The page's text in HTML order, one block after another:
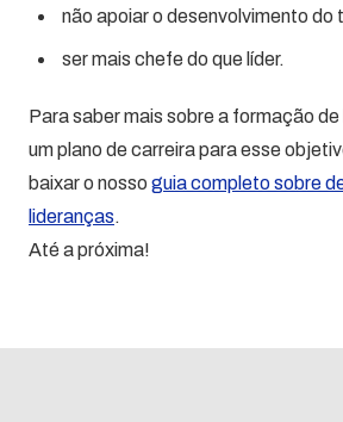
não apoiar o desenvolvimento do
ser mais chefe do que líder.
Para saber mais sobre a formação
um plano de carreira para esse
baixar o nosso guia completo sobre
lideranças.
Até a próxima!